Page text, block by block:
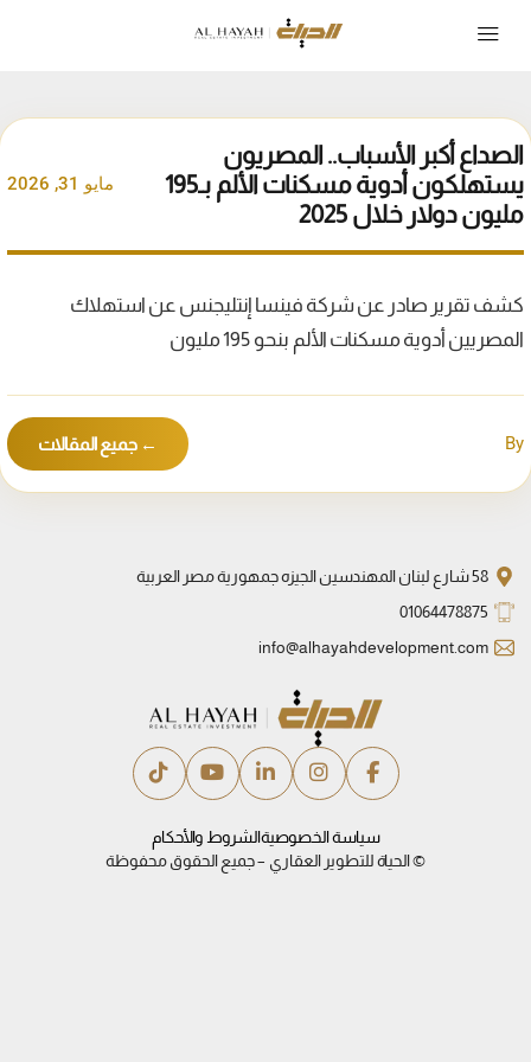
الصداع أكبر الأسباب.. المصريون
يستهلكون أدوية مسكنات الألم بـ195
مليون دولار خلال 2025
مايو 31, 2026
كشف تقرير صادر عن شركة فينسا إنتليجنس عن استهلاك
المصريين أدوية مسكنات الألم بنحو 195 مليون
By ← جميع المقالات
58 شارع لبنان المهندسين الجيزه جمهورية مصر العربية
01064478875
info@alhayahdevelopment.com
سياسة الخصوصيةالشروط والأحكام
© الحياة للتطوير العقاري – جميع الحقوق محفوظة